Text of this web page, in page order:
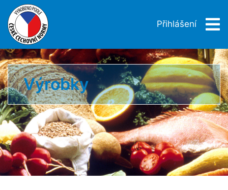
Přihlášení
Výrobky